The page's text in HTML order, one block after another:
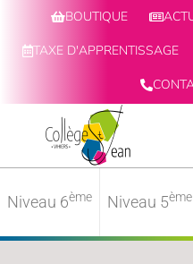
BOUTIQUE
TAXE D'APPRENTISSAGE
Niveau 6ème Niveau 5ème